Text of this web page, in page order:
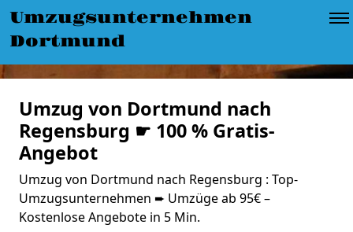
Umzugsunternehmen
Dortmund
Umzug von Dortmund nach
Regensburg ☛ 100 % Gratis-
Angebot
Umzug von Dortmund nach Regensburg : Top-
Umzugsunternehmen ➨ Umzüge ab 95€ –
Kostenlose Angebote in 5 Min.